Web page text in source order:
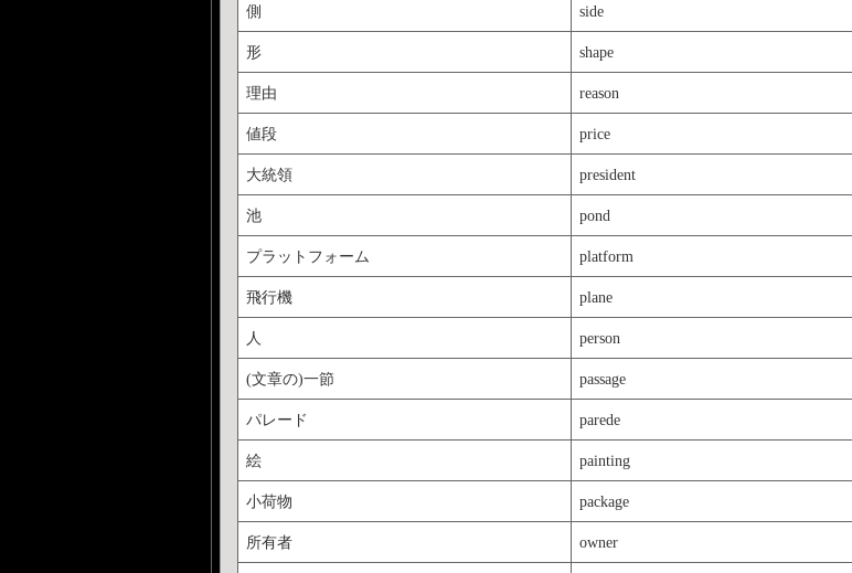
側 side
形 shape
理由 reason
値段 price
大統領 president
池 pond
プラットフォーム platform
飛行機 plane
人 person
(文章の)一節 passage
パレード parede
絵 painting
小荷物 package
所有者 owner